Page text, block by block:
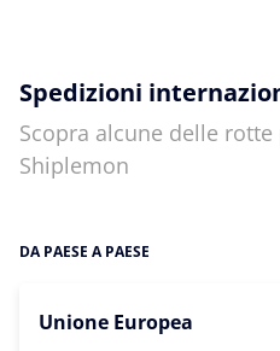
Spedizioni
Scopra alcune delle
Shiplemon
DA PAESE A PAESE
Unione Europea